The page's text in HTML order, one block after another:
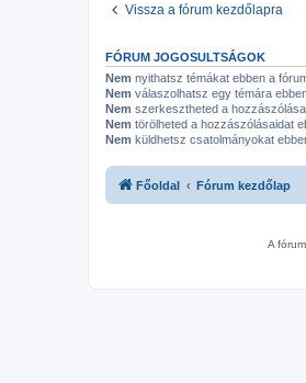
Vissza a fórum kezdőlapra
FÓRUM JOGOSULTSÁGOK
Nem nyithatsz témákat ebben a
Nem válaszolhatsz egy témára
Nem szerkesztheted a
Nem törölheted a hozzászólásaidat
Nem küldhetsz csatolmányokat
Főoldal Fórum kezdőlap
A